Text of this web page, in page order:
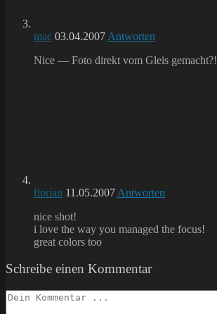
mac 03.04.2007 Antworten
Nice — Foto direkt vom Gleis
florian 11.05.2007 Antworten
nice shot!
i love the way you managed the focus!
great colors too
Schreibe einen Kommentar
Kommentieren